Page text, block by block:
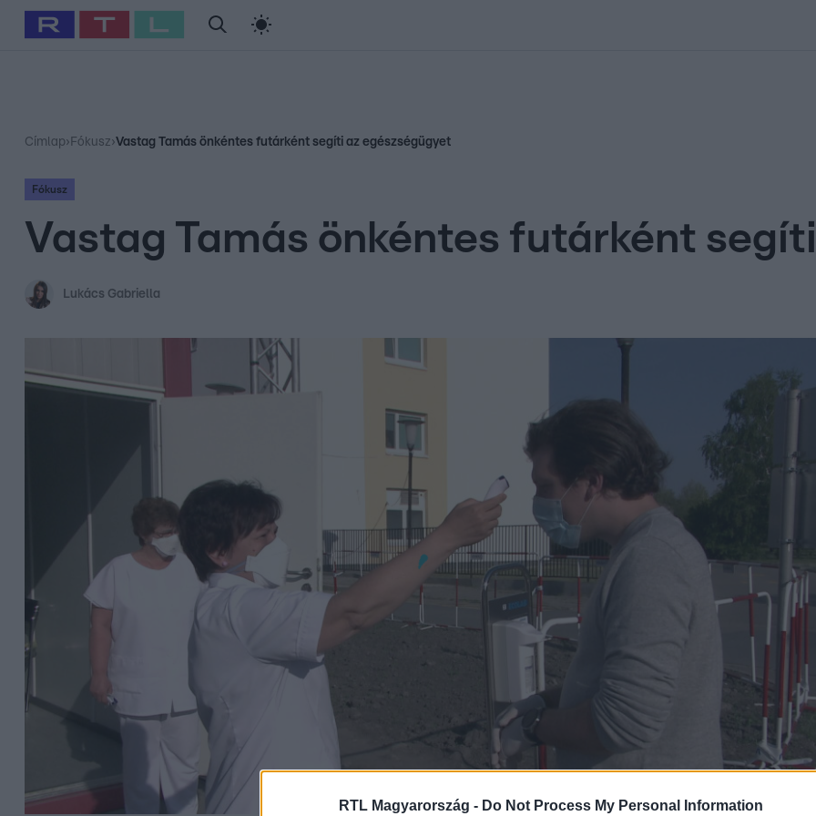
RTL Magyarország - Do Not Process My Personal Information
Babits Marcella Szellő István Most Wanted
Címlap› Fókusz›Vastag Tamás önkéntes futárként segíti az egészségügyet
Fókusz
Vastag Tamás önkéntes futárként
Lukács Gabriella